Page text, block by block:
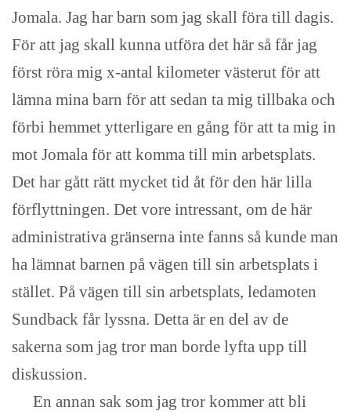
Jomala. Jag har barn som jag skall föra till dagis.
För att jag skall kunna utföra det här så får jag
först röra mig x-antal kilometer västerut för att
lämna mina barn för att sedan ta mig tillbaka och
förbi hemmet ytterligare en gång för att ta mig in
mot Jomala för att komma till min arbetsplats.
Det har gått rätt mycket tid åt för den här lilla
förflyttningen. Det vore intressant, om de här
administrativa gränserna inte fanns så kunde man
ha lämnat barnen på vägen till sin arbetsplats i
stället. På vägen till sin arbetsplats, ledamoten
Sundback får lyssna. Detta är en del av de
sakerna som jag tror man borde lyfta upp till
diskussion.
En annan sak som jag tror kommer att bli